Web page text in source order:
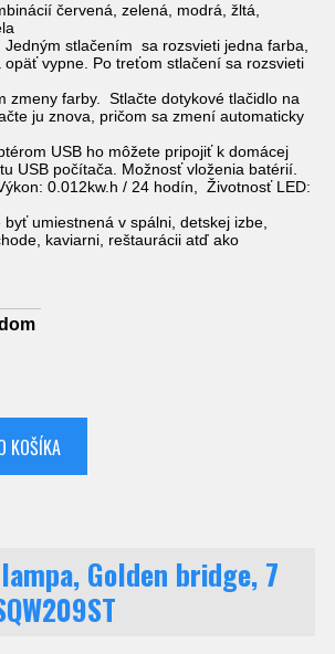
červená, zelená, modrá, žltá,
Jedným stlačením sa rozsvieti jedna farba,
opäť vypne. Po treťom stlačení sa rozsvieti
zmeny farby. Stlačte dotykové tlačidlo na
ju znova, pričom sa zmení automaticky
USB ho môžete pripojiť k domácej
USB počítača. Možnosť vloženia batérií.
0.012kw.h / 24 hodín, Životnosť LED:
umiestnená v spálni, detskej izbe,
kaviarni, reštaurácii atď ako
KOŠÍKA
Golden bridge, 7